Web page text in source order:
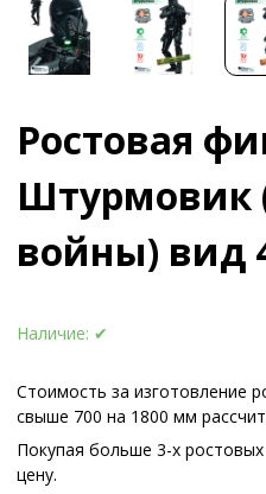
Ростовая
Штурмовик
войны) вид
Наличие: ✔
Стоимость за изготовление
свыше 700 на 1800 мм
Покупая больше 3-х
цену.